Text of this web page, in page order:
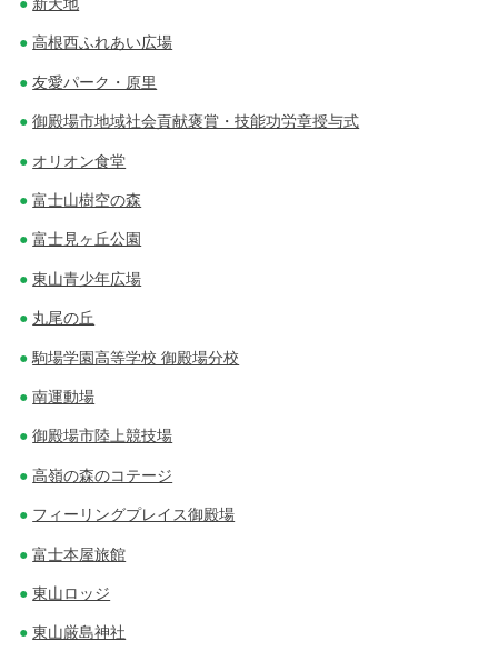
高根西ふれあい広場
友愛パーク・原里
御殿場市地域社会貢献褒賞・技能功労章授与式
オリオン食堂
富士山樹空の森
富士見ヶ丘公園
東山青少年広場
丸尾の丘
駒場学園高等学校 御殿場分校
南運動場
御殿場市陸上競技場
高嶺の森のコテージ
フィーリングプレイス御殿場
富士本屋旅館
東山ロッジ
東山厳島神社